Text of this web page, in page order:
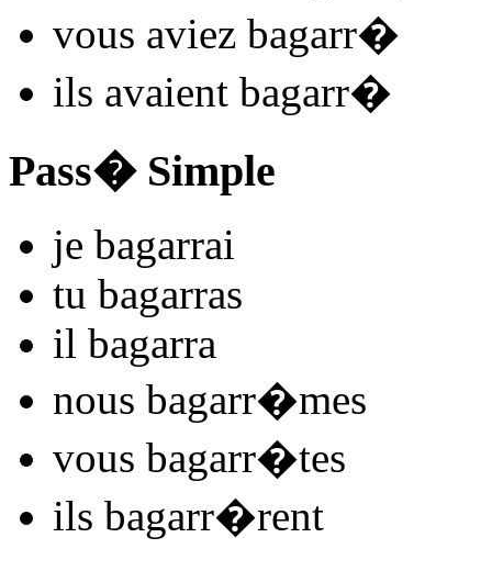
vous aviez bagarr�
ils avaient bagarr�
Pass� Simple
je bagarrai
tu bagarras
il bagarra
nous bagarr�mes
vous bagarr�tes
ils bagarr�rent